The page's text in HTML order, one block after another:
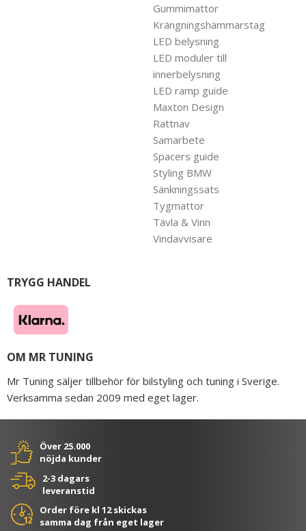
Gummimattor
Krängningshämmarstag
LED belysning
LED moduler till
innerbelysning
LED ramp guide
Maxton Design
Rattnav
Samarbete
Spacers guide
Styling BMW
Sänkningssats
Tygmattor
Tävla & Vinn
Vindavvisare
TRYGG HANDEL
OM MR TUNING
Mr Tuning säljer tillbehör för bilstyling och tuning i Sverige.
Verksamma sedan 2009 med eget lager.
Över 25.000
nöjda kunder
2-3 dagars
leveranstid
Order före kl 12 skickas
samma dag från eget lager